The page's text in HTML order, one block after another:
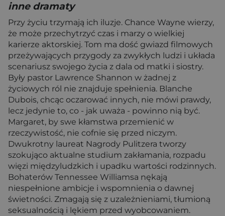
inne dramaty
Przy życiu trzymają ich iluzje. Chance Wayne wierzy,
że może przechytrzyć czas i marzy o wielkiej
karierze aktorskiej. Tom ma dość gwiazd filmowych
przeżywających przygody za zwykłych ludzi i układa
scenariusz swojego życia z dala od matki i siostry.
Były pastor Lawrence Shannon w żadnej z
życiowych ról nie znajduje spełnienia. Blanche
Dubois, chcąc oczarować innych, nie mówi prawdy,
lecz jedynie to, co - jak uważa - powinno nią być.
Margaret, by swe kłamstwa przemienić w
rzeczywistość, nie cofnie się przed niczym.
Dwukrotny laureat Nagrody Pulitzera tworzy
szokująco aktualne studium zakłamania, rozpadu
więzi międzyludzkich i upadku wartości rodzinnych.
Bohaterów Tennessee Williamsa nękają
niespełnione ambicje i wspomnienia o dawnej
świetności. Zmagają się z uzależnieniami, tłumioną
seksualnością i lękiem przed wyobcowaniem.